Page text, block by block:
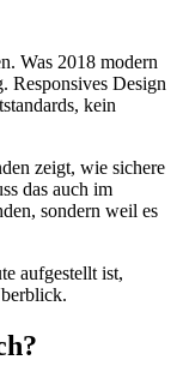
Was 2018 modern
Responsives Design
kein
zeigt, wie sichere
das auch im
sondern weil es
aufgestellt ist,